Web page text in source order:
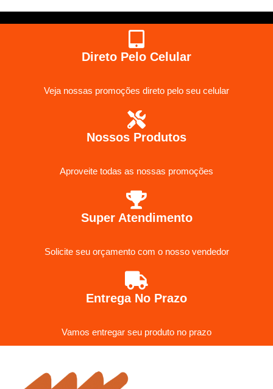
Direto Pelo Celular
Veja nossas promoções direto pelo seu celular
Nossos Produtos
Aproveite todas as nossas promoções
Super Atendimento
Solicite seu orçamento com o nosso vendedor
Entrega No Prazo
Vamos entregar seu produto no prazo